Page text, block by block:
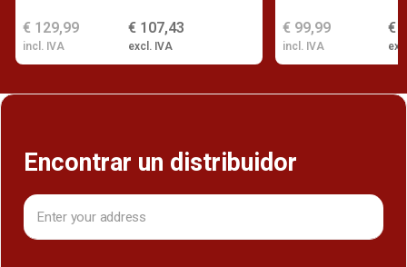
€ 107,43
excl. IVA
€ 129,99
incl. IVA
€
€ 99,99
incl. IVA
Encontrar un distribuidor